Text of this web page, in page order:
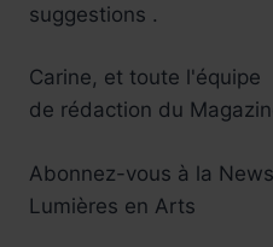
suggestions .
Carine, et toute l'équipe
de rédaction du
Abonnez-vous à la
Lumières en Arts